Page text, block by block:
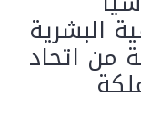
البشرية
من اتحاد